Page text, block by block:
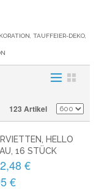
TAUFFEIER-DEKO,
123 Artikel
HELLO
16 STÜCK
2,48 €
€